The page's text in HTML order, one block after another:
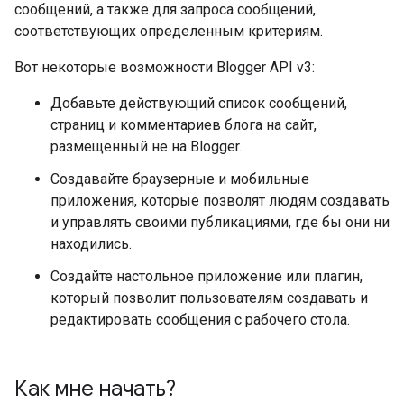
сообщений, а также для запроса сообщений,
соответствующих определенным критериям.
Вот некоторые возможности Blogger API v3:
Добавьте действующий список сообщений,
страниц и комментариев блога на сайт,
размещенный не на Blogger.
Создавайте браузерные и мобильные
приложения, которые позволят людям создавать
и управлять своими публикациями, где бы они ни
находились.
Создайте настольное приложение или плагин,
который позволит пользователям создавать и
редактировать сообщения с рабочего стола.
Как мне начать?